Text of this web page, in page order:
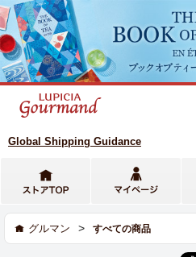
Global Shipping Guidance
グルマン > すべての商品